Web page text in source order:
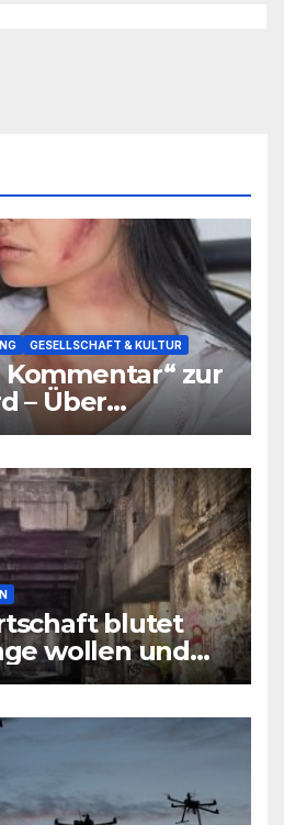
GESELLSCHAFT & KULTUR
zur
– Über
aus Schulen, die
blutet
wollen und
den